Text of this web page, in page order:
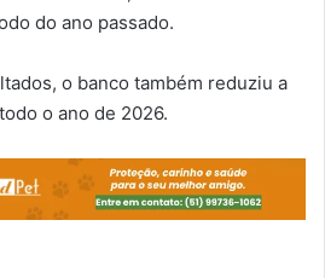
do ano passado.
o banco também reduziu a
o ano de 2026.